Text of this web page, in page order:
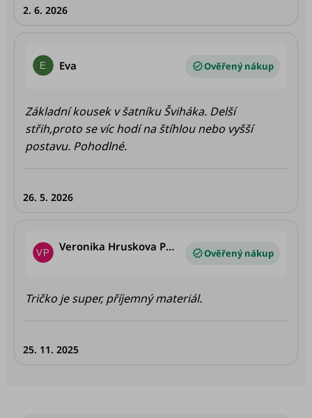
2. 6. 2026
zamiluju 😊 Jo a černá je fakt černá, opravdu
E Eva Hodnocení produktu je 5 z 5 hvězdiček.
26. 5. 2026
Základní kousek v šatníku Šviháka. Delší
střih,proto se víc hodí na štíhlou nebo vyšší
postavu. Pohodlné.
VP Veronika Hruskova Perutkova
Hodnocení produktu je 5 z 5 hvězdiček.
25. 11. 2025
Tričko je super, příjemný materiál.